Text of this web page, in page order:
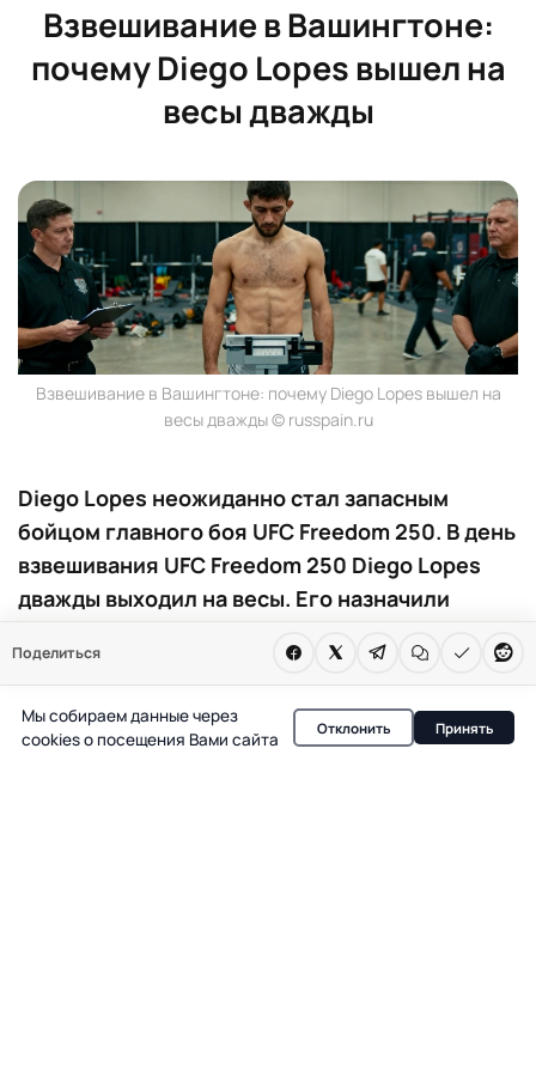
Поделиться
Взвешивание в Вашингтоне:
почему Diego Lopes вышел на
весы дважды
Взвешивание в Вашингтоне: почему Diego Lopes вышел на
весы дважды © russpain.ru
Diego Lopes неожиданно стал запасным
бойцом главного боя UFC Freedom 250. В день
взвешивания UFC Freedom 250 Diego Lopes
дважды выходил на весы. Его назначили
Justin Gaethje. Решение изменило расклад в
В Вашингтоне накануне турнира UFC Freedom 250
Мы собираем данные через
cookies о посещения Вами сайта
Отклонить Принять